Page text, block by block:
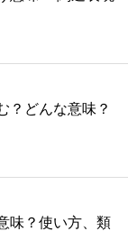
？どんな意味？
味？使い方、類